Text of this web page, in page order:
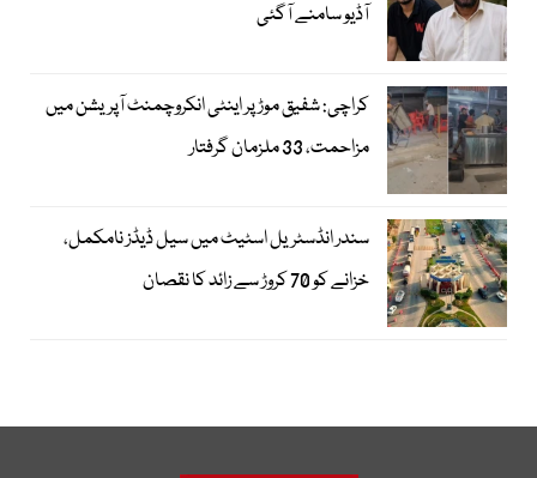
آڈیو سامنے آگئی
کراچی: شفیق موڑ پر اینٹی انکروچمنٹ آپریشن میں
مزاحمت، 33 ملزمان گرفتار
سندر انڈسٹریل اسٹیٹ میں سیل ڈیڈز نامکمل،
خزانے کو 70 کروڑ سے زائد کا نقصان